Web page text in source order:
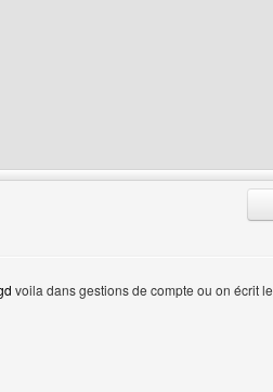
voila dans gestions de compte ou on écrit le